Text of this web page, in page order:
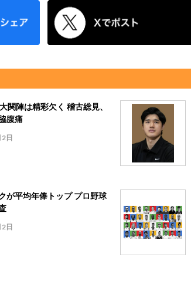
関陣は精彩欠く 稽古総見、
腹痛
日
が平均年俸トップ プロ野球
日